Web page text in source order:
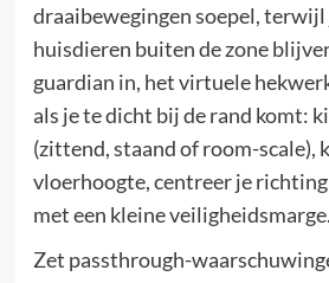
draaibewegingen soepel, terwijl
huisdieren buiten de zone
guardian in, het virtuele
als je te dicht bij de rand komt:
(zittend, staand of room-scale),
vloerhoogte, centreer je richting
met een kleine veiligheidsmarge.
Zet passthrough-